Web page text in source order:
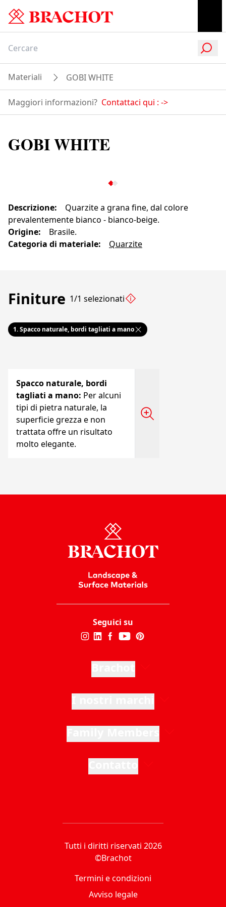
Materiali GOBI WHITE
Maggiori informazioni? Contattaci qui : ->
GOBI WHITE
Descrizione:
Quarzite a grana fine, dal colore
prevalentemente bianco - bianco-beige.
Origine:
Brasile.
Categoria di materiale: Quarzite
Finiture 1/1 selezionati
1.Spacco naturale, bordi tagliati a mano
Spacco naturale, bordi
tagliati a mano: Per alcuni
tipi di pietra naturale, la
superficie grezza e non
trattata offre un risultato
molto elegante.
Seguici su
Tutti i diritti riservati 2026
©Brachot
Termini e condizioni
Avviso legale